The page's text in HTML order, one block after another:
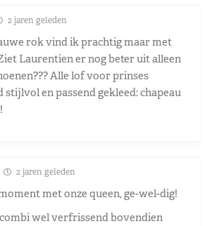
2 jaren geleden
rok vind ik prachtig maar met
Laurentien er nog beter uit alleen
Alle lof voor prinses
stijlvol en passend gekleed: chapeau
2 jaren geleden
met onze queen, ge-wel-dig!
wel verfrissend bovendien